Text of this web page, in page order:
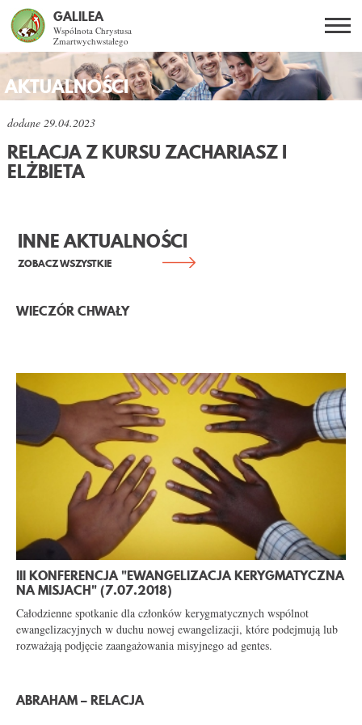
GALILEA
Wspólnota Chrystusa
Zmartwychwstałego
PL EN BG
Szukaj
SPOTKANIA OTWARTE
AKTUALNOŚCI
KONTAKT
AKTUALNOŚCI
dodane 29.04.2023
RELACJA Z KURSU ZACHARIASZ I
ELŻBIETA
INNE AKTUALNOŚCI
ZOBACZ WSZYSTKIE
WIECZÓR CHWAŁY
III KONFERENCJA "EWANGELIZACJA KERYGMATYCZNA
NA MISJACH" (7.07.2018)
Całodzienne spotkanie dla członków kerygmatycznych wspólnot
ewangelizacyjnych w duchu nowej ewangelizacji, które podejmują lub
rozważają podjęcie zaangażowania misyjnego ad gentes.
ABRAHAM – RELACJA